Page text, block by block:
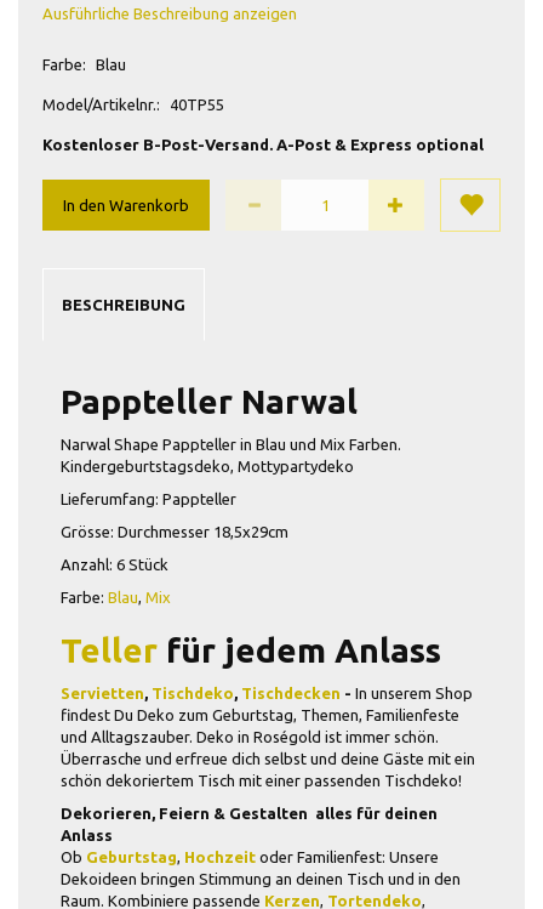
Ausführliche Beschreibung anzeigen
Farbe: Blau
Model/Artikelnr.: 40TP55
Kostenloser B-Post-Versand. A-Post & Express optional
In den Warenkorb
BESCHREIBUNG
Pappteller Narwal
Narwal Shape Pappteller in Blau und Mix Farben.
Kindergeburtstagsdeko, Mottypartydeko
Lieferumfang: Pappteller
Grösse: Durchmesser 18,5x29cm
Anzahl: 6 Stück
Farbe: Blau, Mix
Teller für jedem Anlass
Servietten, Tischdeko, Tischdecken - In unserem Shop
findest Du Deko zum Geburtstag, Themen, Familienfeste
und Alltagszauber. Deko in Roségold ist immer schön.
Überrasche und erfreue dich selbst und deine Gäste mit ein
schön dekoriertem Tisch mit einer passenden Tischdeko!
Dekorieren, Feiern & Gestalten  alles für deinen
Anlass
Ob Geburtstag, Hochzeit oder Familienfest: Unsere
Dekoideen bringen Stimmung an deinen Tisch und in den
Raum. Kombiniere passende Kerzen, Tortendeko,